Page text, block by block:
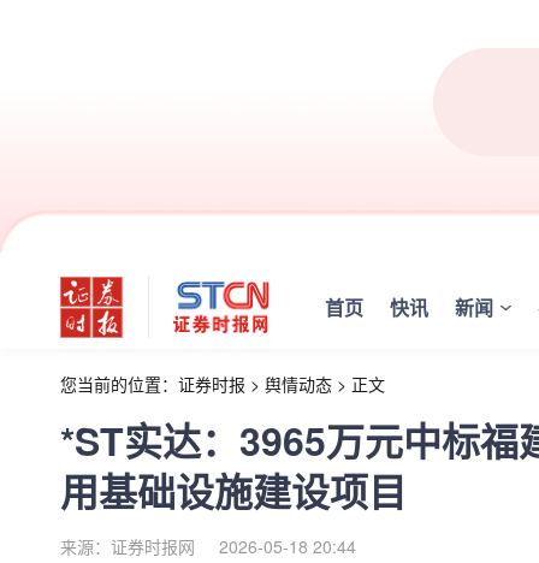
首页 快讯 新闻
您当前的位置： 证券时报 > 舆情动态 > 正文
*ST实达：3965万元中标
用基础设施建设项目
来源：证券时报网 2026-05-18 20:44